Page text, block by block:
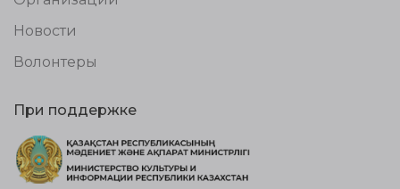
Новости
Волонтеры
При поддержке